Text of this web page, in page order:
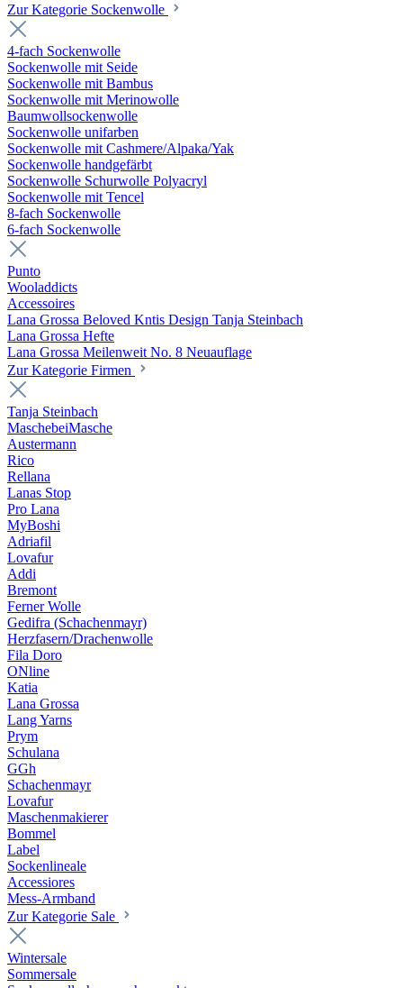
Zur Kategorie Sockenwolle
4-fach Sockenwolle
Sockenwolle mit Seide
Sockenwolle mit Bambus
Sockenwolle mit Merinowolle
Baumwollsockenwolle
Sockenwolle unifarben
Sockenwolle mit Cashmere/Alpaka/Yak
Sockenwolle handgefärbt
Sockenwolle Schurwolle Polyacryl
Sockenwolle mit Tencel
8-fach Sockenwolle
6-fach Sockenwolle
Punto
Wooladdicts
Accessoires
Lana Grossa Beloved Kntis Design Tanja Steinbach
Lana Grossa Hefte
Lana Grossa Meilenweit No. 8 Neuauflage
Zur Kategorie Firmen
Tanja Steinbach
MaschebeiMasche
Austermann
Rico
Rellana
Lanas Stop
Pro Lana
MyBoshi
Adriafil
Lovafur
Addi
Bremont
Ferner Wolle
Gedifra (Schachenmayr)
Herzfasern/Drachenwolle
Fila Doro
ONline
Katia
Lana Grossa
Lang Yarns
Prym
Schulana
GGh
Schachenmayr
Lovafur
Maschenmakierer
Bommel
Label
Sockenlineale
Accessiores
Mess-Armband
Zur Kategorie Sale
Wintersale
Sommersale